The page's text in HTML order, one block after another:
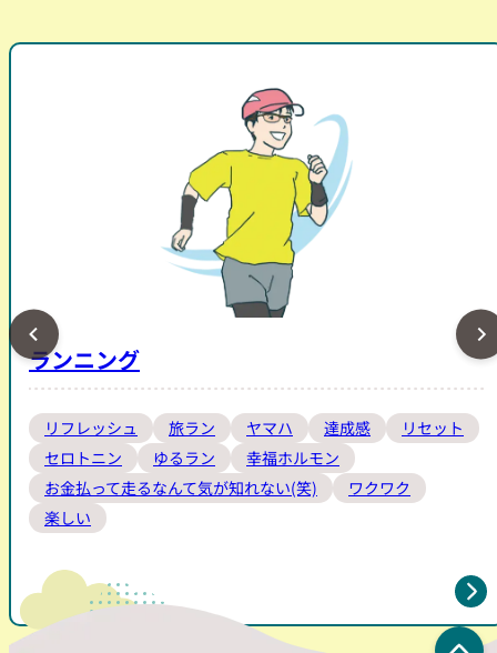
ランニング
リフレッシュ 旅ラン ヤマハ 達成感
リセット
セロトニン
ゆるラン
幸福ホルモン
お金払って走るなんて気が知れない(笑)
ワクワク
楽しい